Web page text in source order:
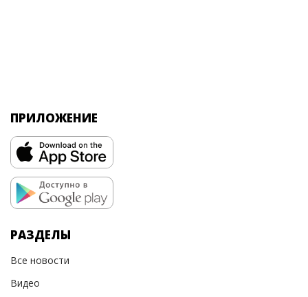
ПРИЛОЖЕНИЕ
РАЗДЕЛЫ
Все новости
Видео